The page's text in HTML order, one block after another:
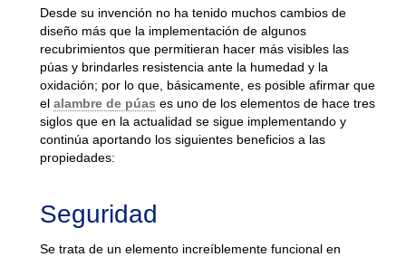
Desde su invención no ha tenido muchos cambios de
diseño más que la implementación de algunos
recubrimientos que permitieran hacer más visibles las
púas y brindarles resistencia ante la humedad y la
oxidación; por lo que, básicamente, es posible afirmar que
el alambre de púas es uno de los elementos de hace tres
siglos que en la actualidad se sigue implementando y
continúa aportando los siguientes beneficios a las
propiedades:
Seguridad
Se trata de un elemento increíblemente funcional en